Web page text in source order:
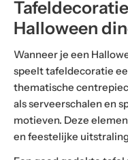
Halloween
Wanneer je een
speelt tafeldecoratie
thematische
als serveerschalen en
motieven. Deze
en feestelijke